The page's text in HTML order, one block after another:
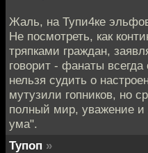
Жаль, на Тупи4ке
Не посмотреть, как
тряпками граждан,
говорит - фанаты
нельзя судить о
мутузили гопников, но
полный мир, уважение
ума".
Тупоп »